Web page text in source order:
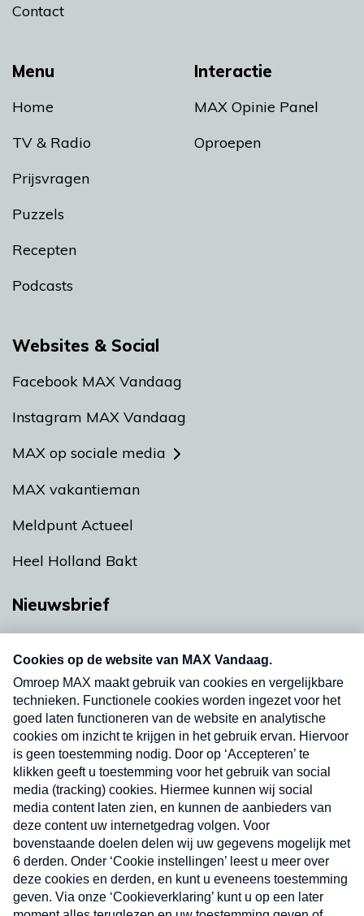
Menu
Home
TV & Radio
Prijsvragen
Puzzels
Recepten
Podcasts
Interactie
MAX Opinie Panel
Oproepen
Contact
Websites & Social
Facebook MAX Vandaag
Instagram MAX Vandaag
MAX op sociale media
MAX vakantieman
Meldpunt Actueel
Heel Holland Bakt
Nieuwsbrief
nieuwsbrief. Elke vrijdag- en dinsdagochtend in
uw mailbox.
Verzend
Nieuwsbrief
Neem hier een gratis abonnement op onze